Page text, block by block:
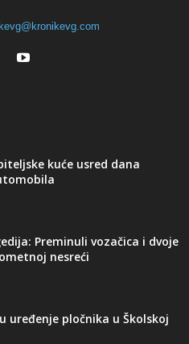
kuće usred dana
Preminuli vozačica i dvoje
nesreći
uređenje pločnika u Školskoj